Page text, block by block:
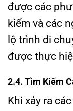
được các
kiếm và các
lộ trình di
được thực
2.4. Tìm Kiếm
Khi xảy ra